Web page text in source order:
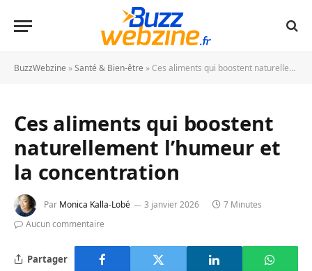
BuzzWebzine »Santé & Bien-être » Ces aliments qui boostent naturellement l’humeur et la concentration
Ces aliments qui boostent
naturellement l’humeur et
la concentration
Par Monica Kalla-Lobé 3 janvier 2026
7 Minutes
Aucun commentaire
Partager